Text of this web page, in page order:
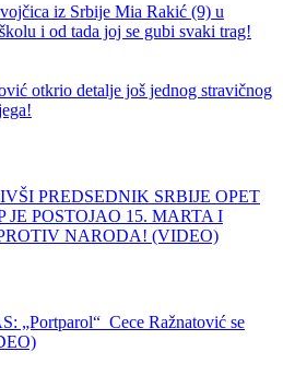
iz Srbije Mia Rakić (9) u
i od tada joj se gubi svaki trag!
otkrio detalje još jednog stravičnog
PREDSEDNIK SRBIJE OPET
POSTOJAO 15. MARTA I
NARODA! (VIDEO)
„Portparol“ Cece Ražnatović se